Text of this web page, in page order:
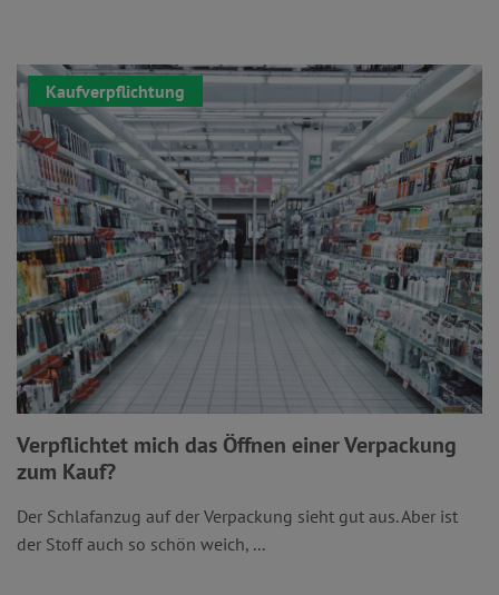
Kaufverpflichtung
Verpflichtet mich das Öffnen einer Verpackung
zum Kauf?
Der Schlafanzug auf der Verpackung sieht gut aus. Aber ist
der Stoff auch so schön weich, ...